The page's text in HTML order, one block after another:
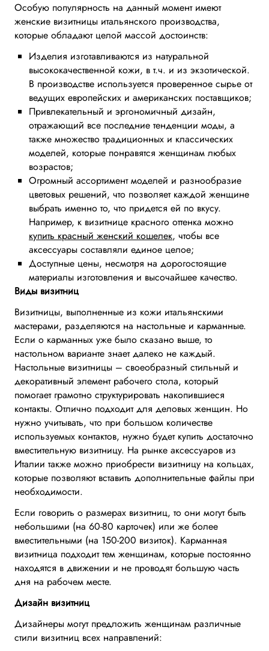
Особую популярность на данный момент имеют
женские визитницы итальянского производства,
которые обладают целой массой достоинств:
Изделия изготавливаются из натуральной
высококачественной кожи, в т.ч. и из экзотической.
В производстве используется проверенное сырье от
ведущих европейских и американских поставщиков;
Привлекательный и эргономичный дизайн,
отражающий все последние тенденции моды, а
также множество традиционных и классических
моделей, которые понравятся женщинам любых
возрастов;
Огромный ассортимент моделей и разнообразие
цветовых решений, что позволяет каждой женщине
выбрать именно то, что придется ей по вкусу.
Например, к визитнице красного оттенка можно
купить красный женский кошелек, чтобы все
аксессуары составляли единое целое;
Доступные цены, несмотря на дорогостоящие
материалы изготовления и высочайшее качество.
Виды визитниц
Визитницы, выполненные из кожи итальянскими
мастерами, разделяются на настольные и карманные.
Если о карманных уже было сказано выше, то
настольном варианте знает далеко не каждый.
Настольные визитницы – своеобразный стильный и
декоративный элемент рабочего стола, который
помогает грамотно структурировать накопившиеся
контакты. Отлично подходит для деловых женщин. Но
нужно учитывать, что при большом количестве
используемых контактов, нужно будет купить достаточно
вместительную визитницу. На рынке аксессуаров из
Италии также можно приобрести визитницу на кольцах,
которые позволяют вставить дополнительные файлы при
необходимости.
Если говорить о размерах визитниц, то они могут быть
небольшими (на 60-80 карточек) или же более
вместительными (на 150-200 визиток). Карманная
визитница подходит тем женщинам, которые постоянно
находятся в движении и не проводят большую часть
дня на рабочем месте.
Дизайн визитниц
Дизайнеры могут предложить женщинам различные
стили визитниц всех направлений: